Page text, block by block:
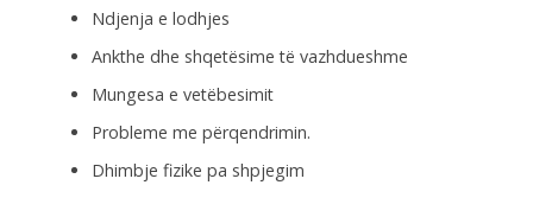
Ndjenja e lodhjes
Ankthe dhe shqetësime të vazhdueshme
Mungesa e vetëbesimit
Probleme me përqendrimin.
Dhimbje fizike pa shpjegim